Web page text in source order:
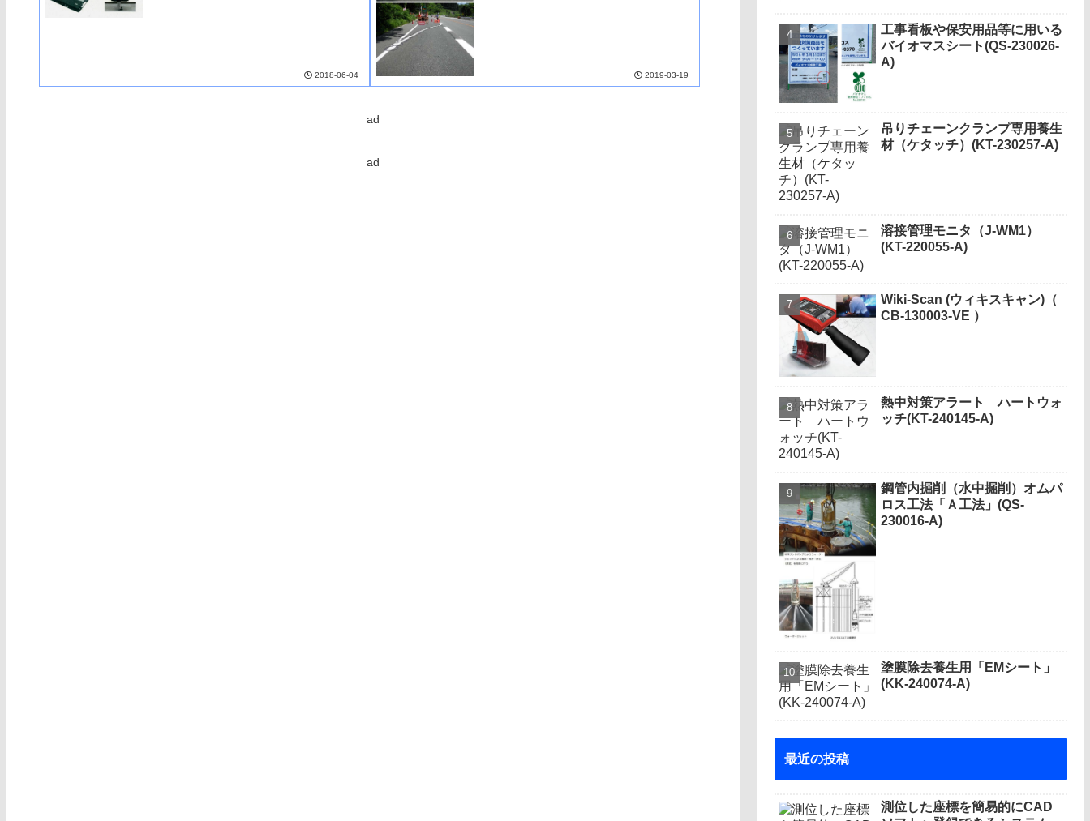
2018-06-04 2019-03-19
ad
ad
工事看板や保安用品等に用いる
バイオマスシート(QS-230026-
A)
吊りチェーンクランプ専用養生
材（ケタッチ）(KT-230257-A)
溶接管理モニタ（J-WM1）
(KT-220055-A)
Wiki-Scan (ウィキスキャン)（
CB-130003-VE ）
熱中対策アラート ハートウォ
ッチ(KT-240145-A)
鋼管内掘削（水中掘削）オムパ
ロス工法「Ａ工法」(QS-
230016-A)
塗膜除去養生用「EMシート」
(KK-240074-A)
最近の投稿
測位した座標を簡易的にCAD